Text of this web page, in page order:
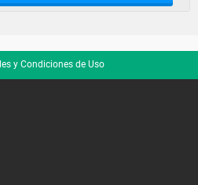
y Condiciones de Uso